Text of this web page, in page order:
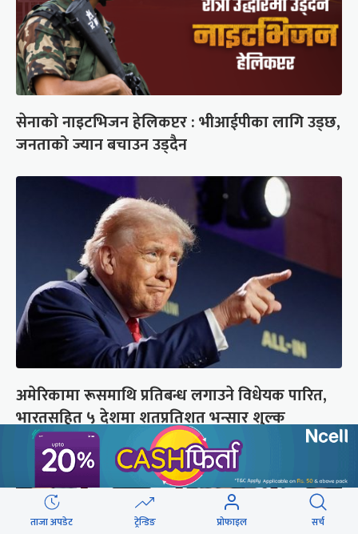
सेनाको नाइटभिजन हेलिकप्टर : भीआईपीका लागि उड्छ,
जनताको ज्यान बचाउन उड्दैन
अमेरिकामा रूसमाथि प्रतिबन्ध लगाउने विधेयक पारित,
भारतसहित ५ देशमा शतप्रतिशत भन्सार शुल्क
ताजा अपडेट ट्रेन्डिङ प्रोफाइल सर्च